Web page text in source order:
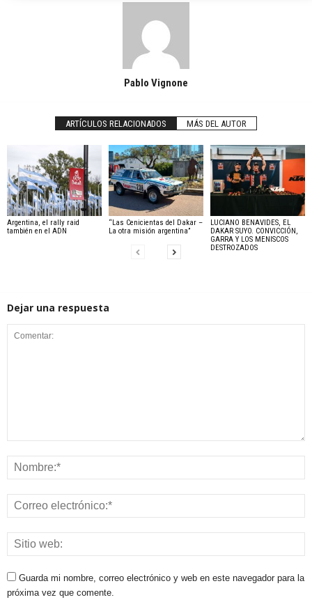
Pablo Vignone
ARTÍCULOS RELACIONADOS MÁS DEL AUTOR
Argentina, el rally raid
también en el ADN
“Las Cenicientas del Dakar –
La otra misión argentina”
LUCIANO BENAVIDES, EL
DAKAR SUYO. CONVICCIÓN,
GARRA Y LOS MENISCOS
DESTROZADOS
Dejar una respuesta
Guarda mi nombre, correo electrónico y web en este navegador para la
próxima vez que comente.